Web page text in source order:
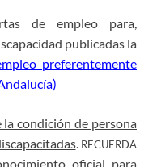
de empleo para,
publicadas la
preferentemente
condición de persona
. RECUERDA
oficial para